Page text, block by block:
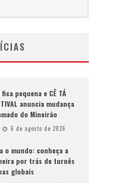
pequena e CÊ TÁ
anuncia mudança
do Mineirão
6 de agosto de 2026
o mundo: conheça a
por trás de turnês
globais